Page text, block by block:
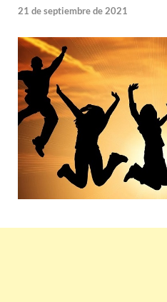
21 de septiembre de 2021